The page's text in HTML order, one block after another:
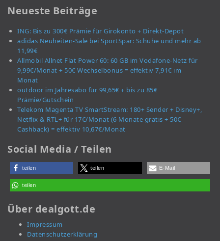
Neueste Beiträge
ING: Bis zu 300€ Prämie für Girokonto + Direkt-Depot
adidas Neuheiten-Sale bei SportSpar: Schuhe und mehr ab
11,99€
Allmobil Allnet Flat Power 60: 60 GB im Vodafone-Netz für
9,99€/Monat + 50€ Wechselbonus = effektiv 7,91€ im
Monat
outdoor im Jahresabo für 99,65€ + bis zu 85€
Prämie/Gutschein
Telekom Magenta TV SmartStream: 180+ Sender + Disney+,
Netflix & RTL+ für 17€/Monat (6 Monate gratis + 50€
Cashback) = effektiv 10,67€/Monat
Social Media / Teilen
teilen teilen E-Mail
teilen
Über dealgott.de
Impressum
Datenschutzerklärung